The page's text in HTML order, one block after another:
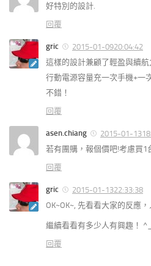
好特別的設計.
回覆
gric
2015-01-0920:04:42
這樣的設計兼顧了輕盈與續航
行動電源容量充一次手機+一
不錯！
回覆
asen.chiang
2015-01-
若有團購，報個價吧!考慮買1
回覆
gric
2015-01-1322:33:38
OK~OK~, 先看看大家的反應
繼續看看有多少人有興趣！
回覆